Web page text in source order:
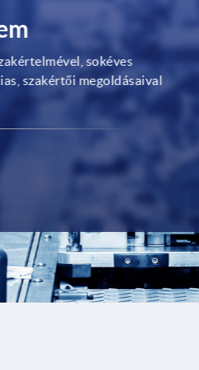
sokéves
szakértői megoldásaival